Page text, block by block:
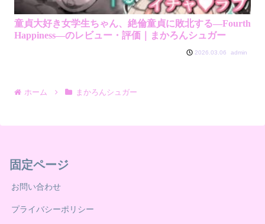
童貞大好き女学生ちゃん、絶倫童貞に敗北する―Fourth
Happiness―のレビュー・評価｜まかろんシュガー
2026.03.06 admin
ホーム まかろんシュガー
固定ページ
お問い合わせ
プライバシーポリシー